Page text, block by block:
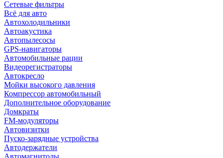
Сетевые фильтры
Всё для авто
Автохолодильники
Автоакустика
Автопылесосы
GPS-навигаторы
Автомобильные рации
Видеорегистраторы
Автокресло
Мойки высокого давления
Компрессор автомобильный
Дополнительное оборудование
Домкраты
FM-модуляторы
Автовизитки
Пуско-зарядные устройства
Автодержатели
Автомагнитолы